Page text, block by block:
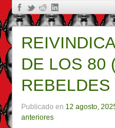
DE LOS 80
REBELDES
Publicado en 12 agosto,
anteriores